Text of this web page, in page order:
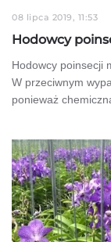
08 lipca 2019, 11:53
Hodowcy
Hodowcy poinsecji
W przeciwnym
ponieważ